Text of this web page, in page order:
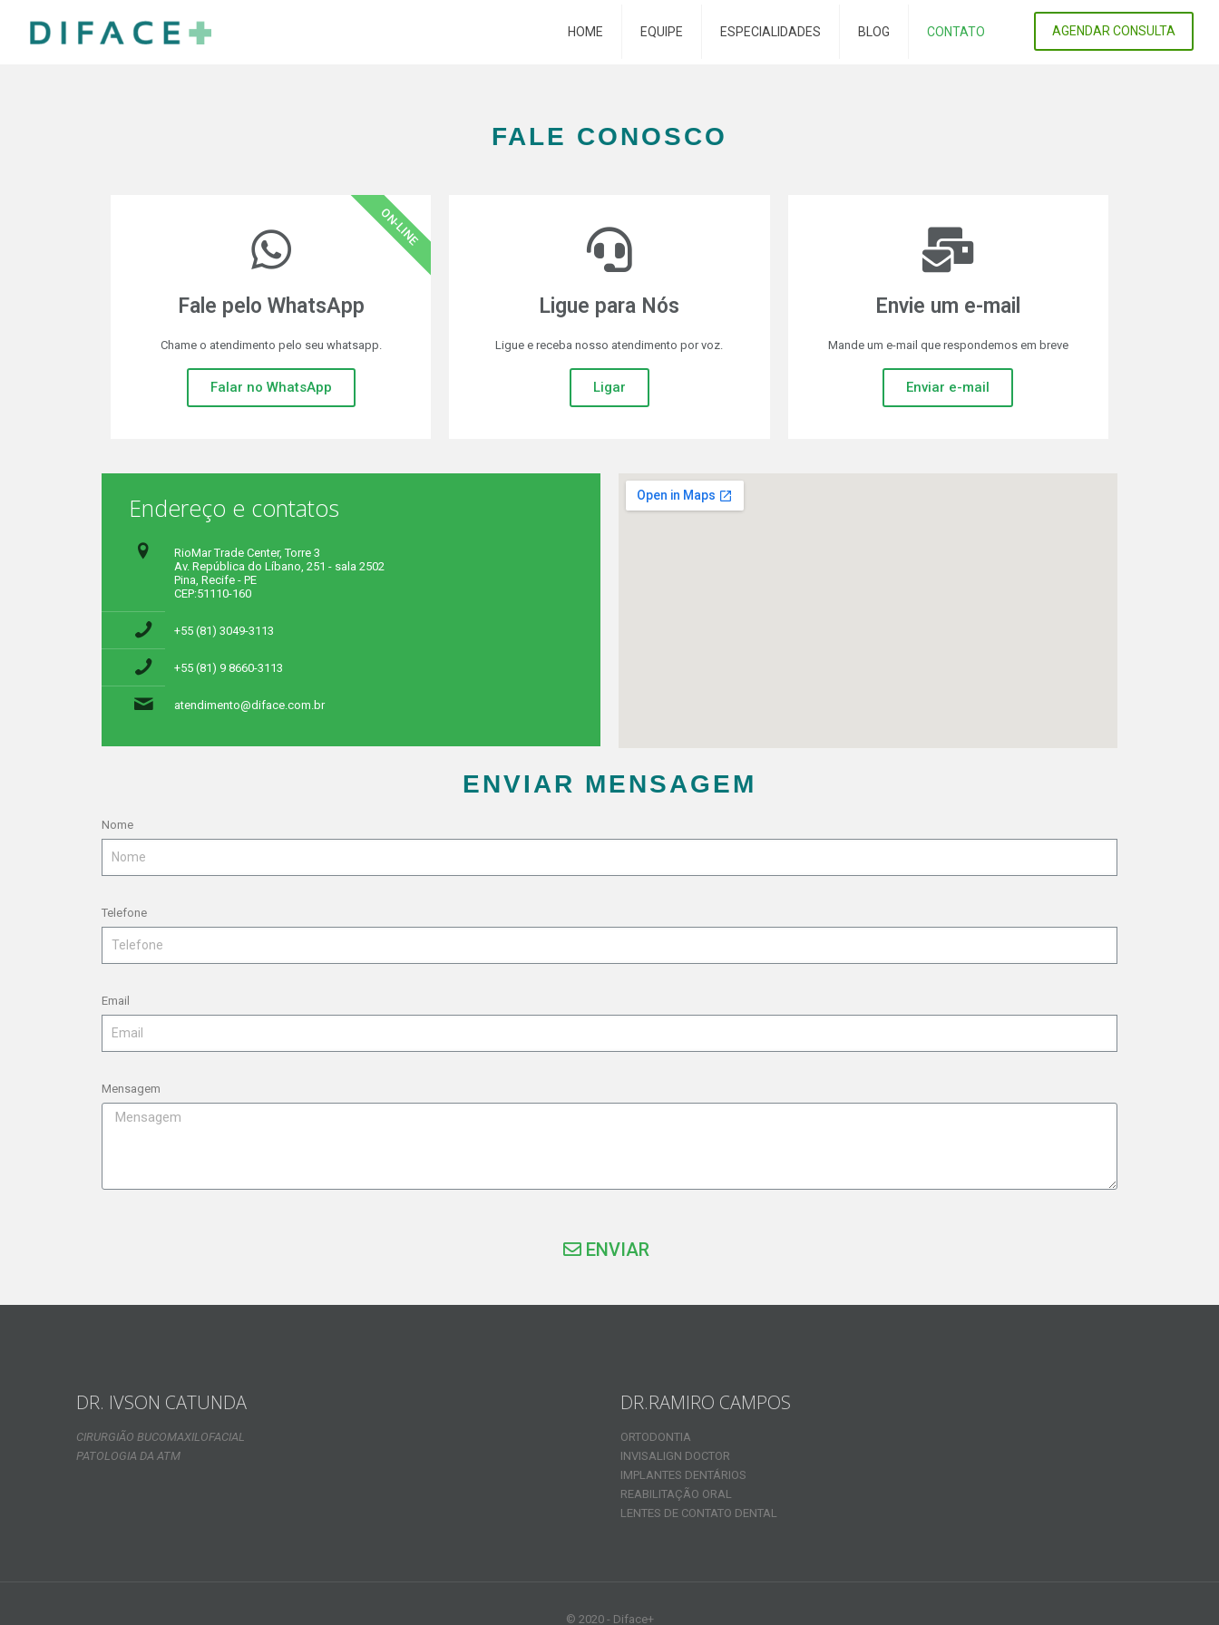
HOME EQUIPE ESPECIALIDADES BLOG CONTATO AGENDAR CONSULTA
FALE CONOSCO
Fale pelo WhatsApp
Chame o atendimento pelo seu whatsapp.
Falar no WhatsApp
ON-LINE
Ligue para Nós
Ligue e receba nosso atendimento por voz.
Ligar
Envie um e-mail
Mande um e-mail que respondemos em breve
Enviar e-mail
Endereço e contatos
RioMar Trade Center, Torre 3
Av. República do Líbano, 251 - sala 2502
Pina, Recife - PE
CEP:51110-160
+55 (81) 3049-3113
+55 (81) 9 8660-3113
atendimento@diface.com.br
ENVIAR MENSAGEM
Nome
Telefone
Email
Mensagem
ENVIAR
DR. IVSON CATUNDA
CIRURGIÃO BUCOMAXILOFACIAL
PATOLOGIA DA ATM
DR.RAMIRO CAMPOS
ORTODONTIA
INVISALIGN DOCTOR
IMPLANTES DENTÁRIOS
REABILITAÇÃO ORAL
LENTES DE CONTATO DENTAL
© 2020 - Diface+